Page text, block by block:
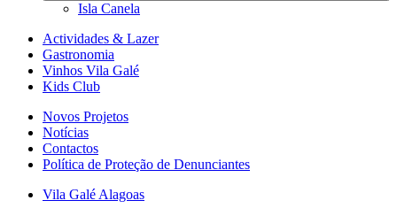
Isla Canela
Actividades & Lazer
Gastronomia
Vinhos Vila Galé
Kids Club
Novos Projetos
Notícias
Contactos
Política de Proteção de Denunciantes
Vila Galé Alagoas